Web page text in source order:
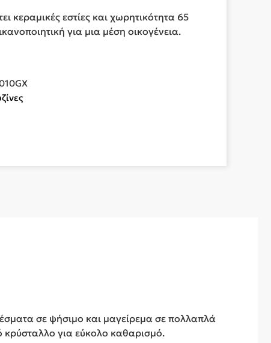
κεραμικές εστίες και χωρητικότητα 65
για μια μέση οικογένεια.
σε ψήσιμο και μαγείρεμα σε πολλαπλά
κρύσταλλο για εύκολο καθαρισμό.